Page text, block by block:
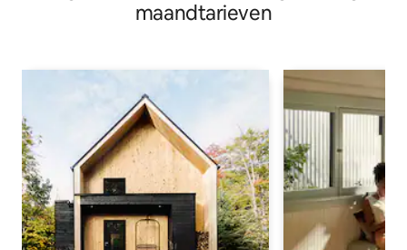
maandtarieven